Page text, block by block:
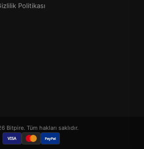
Politikası
Bitpire. Tüm hakları saklıdır.
VISA PayPal